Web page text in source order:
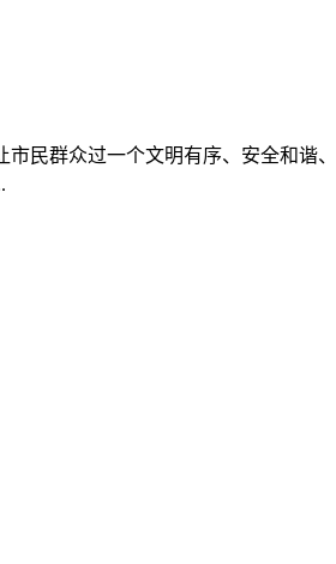
民群众过一个文明有序、安全和谐